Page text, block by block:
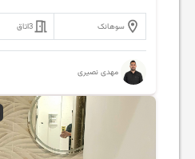
سوهانک 3اتاق
مهدی نصیری